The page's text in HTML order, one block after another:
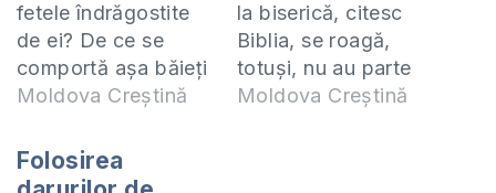
fetele îndrăgostite
de ei? De ce se
comportă așa băieți
creștini? Vino să
Vasile Filat cursul
biblic "Darurile
Moldova Creștină
la biserică, citesc
Biblia, se roagă,
totuși, nu au parte
de creștere
Moldova Creștină
Folosirea